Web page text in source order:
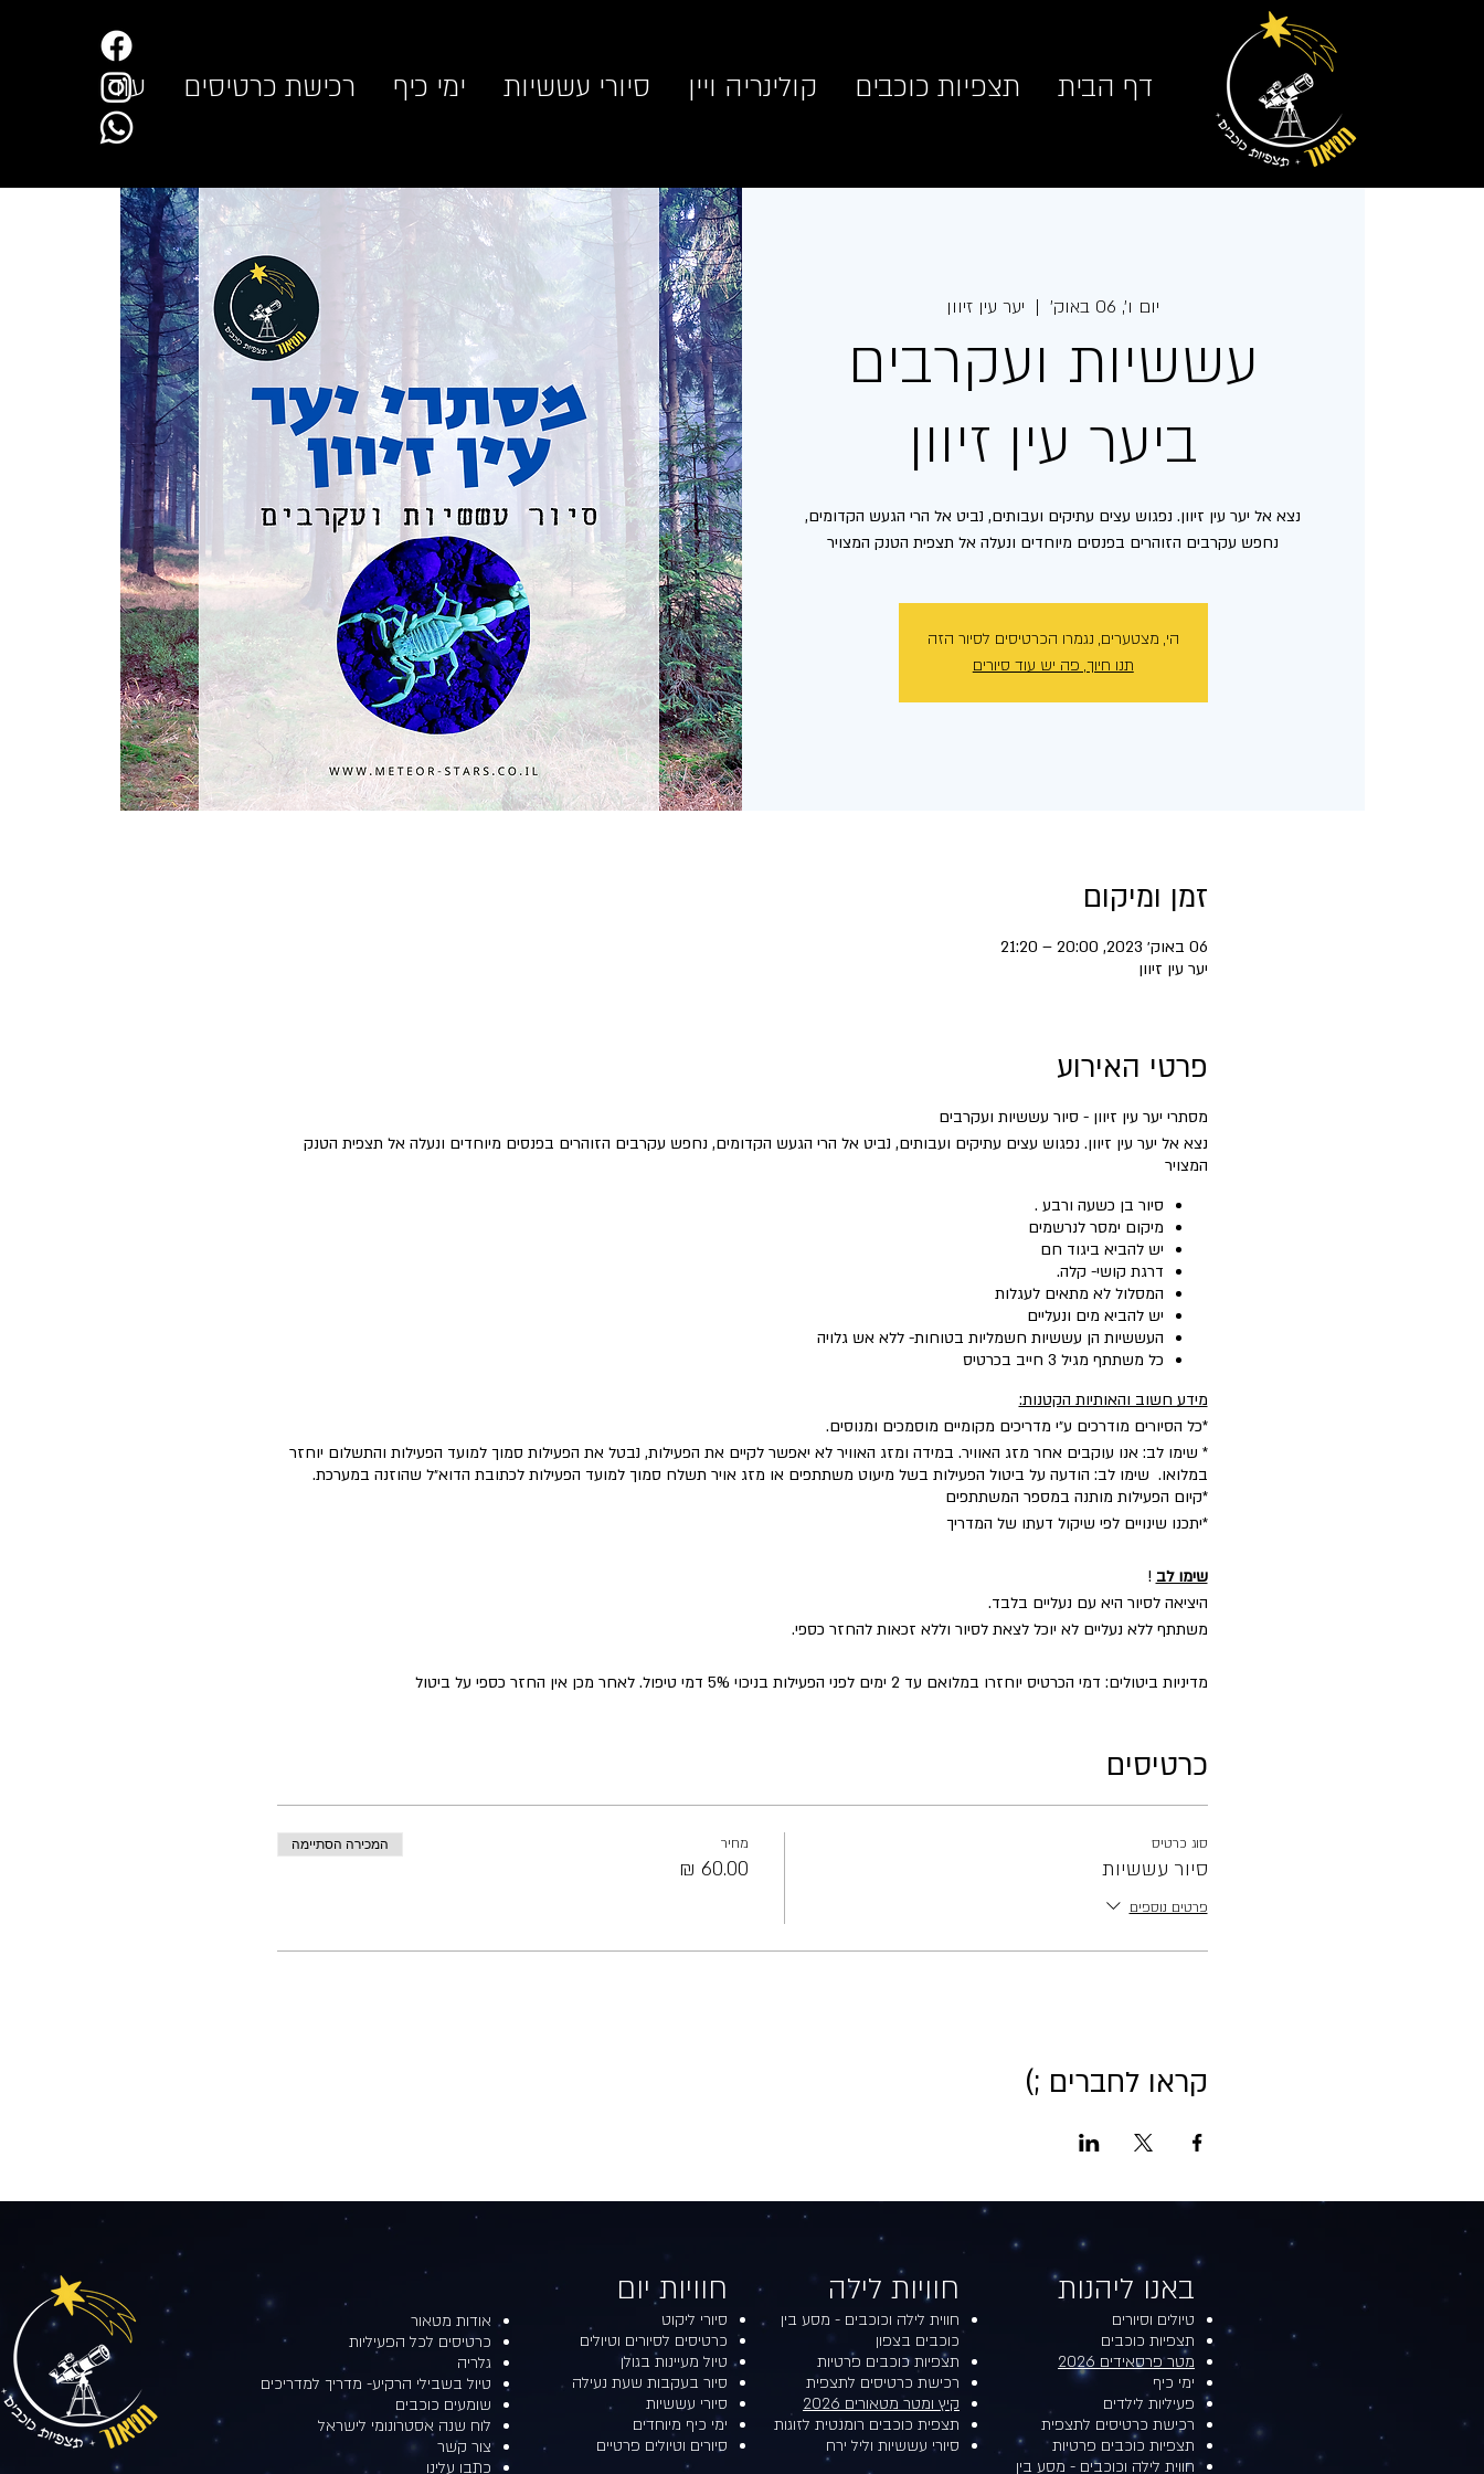
דף הבית תצפיות כוכבים קולינריה ויין סיורי עששיות ימי כיף רכישת כרטיסים עוד
יום ו׳, 06 באוק׳
  |
יער עין זיוון
עששיות ועקרבים
ביער עין זיוון
נצא אל יער עין זיוון. נפגוש עצים עתיקים ועבותים, נביט אל הרי הגעש הקדומים,
נחפש עקרבים הזוהרים בפנסים מיוחדים ונעלה אל תצפית הטנק המצויר
הי, מצטערים, נגמרו הכרטיסים לסיור הזה
תנו חיוך, פה יש עוד סיורים
זמן ומיקום
06 באוק׳ 2023, 20:00 – 21:20
יער עין זיוון
פרטי האירוע
מסתרי יער עין זיוון - סיור עששיות ועקרבים
נצא אל יער עין זיוון. נפגוש עצים עתיקים ועבותים, נביט אל הרי הגעש הקדומים, נחפש עקרבים הזוהרים בפנסים מיוחדים ונעלה אל תצפית הטנק
המצויר
סיור בן כשעה ורבע .
מיקום ימסר לנרשמים
יש להביא ביגוד חם
דרגת קושי- קלה.
המסלול לא מתאים לעגלות
יש להביא מים ונעליים
העששיות הן עששיות חשמליות בטוחות- ללא אש גלויה
כל משתתף מגיל 3 חייב בכרטיס
מידע חשוב והאותיות הקטנות:
*כל הסיורים מודרכים ע״י מדריכים מקומיים מוסמכים ומנוסים.
* שימו לב: אנו עוקבים אחר מזג האוויר. במידה ומזג האוויר לא יאפשר לקיים את הפעילות, נבטל את הפעילות סמוך למועד הפעילות והתשלום יוחזר
במלואו. שימו לב: הודעה על ביטול הפעילות בשל מיעוט משתתפים או מזג אויר תשלח סמוך למועד הפעילות לכתובת הדוא״ל שהוזנה במערכת.
​*קיום הפעילות מותנה במספר המשתתפים
*יתכנו שינויים לפי שיקול דעתו של המדריך
שימו לב !
היציאה לסיור היא עם נעליים בלבד.
משתתף ללא נעליים לא יוכל לצאת לסיור וללא זכאות להחזר כספי.
מדיניות ביטולים: דמי הכרטיס יוחזרו במלואם עד 2 ימים לפני הפעילות בניכוי 5% דמי טיפול. לאחר מכן אין החזר כספי על ביטול
כרטיסים
סוג כרטיס
סיור עששיות
פרטים נוספים
מחיר המכירה הסתיימה
קראו לחברים ;)
חוויות יום​
סיורי ליקוט
כרטיסים לסיורים וטיולים
טיול מעיינות בגולן
סיור בעקבות שעת נעילה
סיורי עששיות
ימי כיף מיוחדים
סיורים וטיולים פרטיים
אודות מטאור
כרטיסים לכל הפעיליות
גלריה
טיול בשבילי הרקיע- מדריך למדריכים
שומעים כוכבים
לוח שנה אסטרונומי לישראל
צור קשר
כתבו עלינו
חוויות לילה​​
חווית לילה וכוכבים - מסע בין
כוכבים בצפון
תצפיות כוכבים פרטיות
רכישת כרטיסים לתצפית
קיץ ומטר מטאורים 2026
תצפית כוכבים רומנטית לזוגות
סיורי עששיות וליל ירח
באנו ליהנות​​
טיולים וסיורים
תצפיות כוכבים
מטר פרסאידים 2026
ימי כיף
פעיליות לילדים
רכישת כרטיסים לתצפית
תצפיות כוכבים פרטיות
חווית לילה וכוכבים - מסע בין